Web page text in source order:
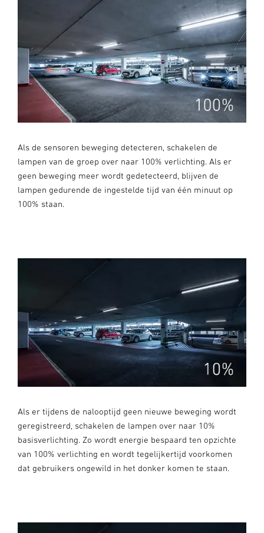
Als de sensoren beweging detecteren, schakelen de
lampen van de groep over naar 100% verlichting. Als er
geen beweging meer wordt gedetecteerd, blijven de
lampen gedurende de ingestelde tijd van één minuut op
100% staan.
Als er tijdens de nalooptijd geen nieuwe beweging wordt
geregistreerd, schakelen de lampen over naar 10%
basisverlichting. Zo wordt energie bespaard ten opzichte
van 100% verlichting en wordt tegelijkertijd voorkomen
dat gebruikers ongewild in het donker komen te staan.